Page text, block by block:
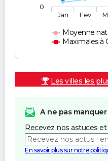
Moyenne
Maximales à
Jan Fev
0
Les villes les
A ne pas manquer
Recevez nos astuces
En savoir plus sur notre